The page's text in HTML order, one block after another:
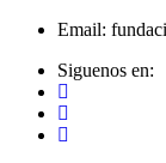
Email:
Siguenos en: